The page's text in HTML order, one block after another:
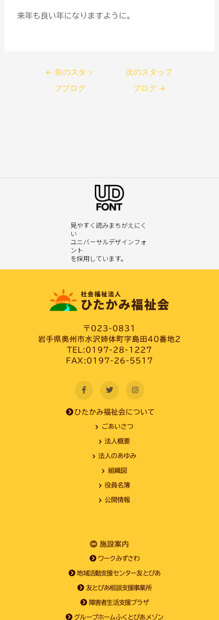
来年も良い年になりますように。
← 前のスタッ
フブログ
次のスタッフ
ブログ →
見やすく読みまちがえにく
い
ユニバーサルデザインフォ
ント
を採用しています。
〒023-0831
岩手県奥州市水沢姉体町字島田40番地2
TEL:0197-28-1227
FAX:0197-26-5517
ひたかみ福祉会について
ごあいさつ
法人概要
法人のあゆみ
組織図
役員名簿
公開情報
施設案内
ワークみずさわ
地域活動支援センター友とぴあ
友とぴあ相談支援事業所
障害者生活支援プラザ
グループホームふくとぴあメゾン